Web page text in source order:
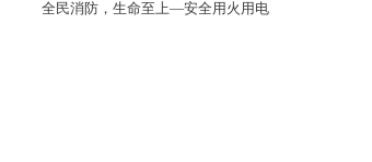
全民消防，生命至上—安全用火用电